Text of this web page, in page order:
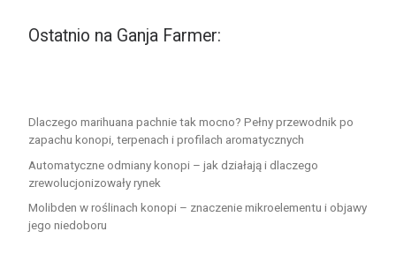
Ostatnio na Ganja Farmer:
Dlaczego marihuana pachnie tak mocno? Pełny przewodnik po
zapachu konopi, terpenach i profilach aromatycznych
Automatyczne odmiany konopi – jak działają i dlaczego
zrewolucjonizowały rynek
Molibden w roślinach konopi – znaczenie mikroelementu i objawy
jego niedoboru